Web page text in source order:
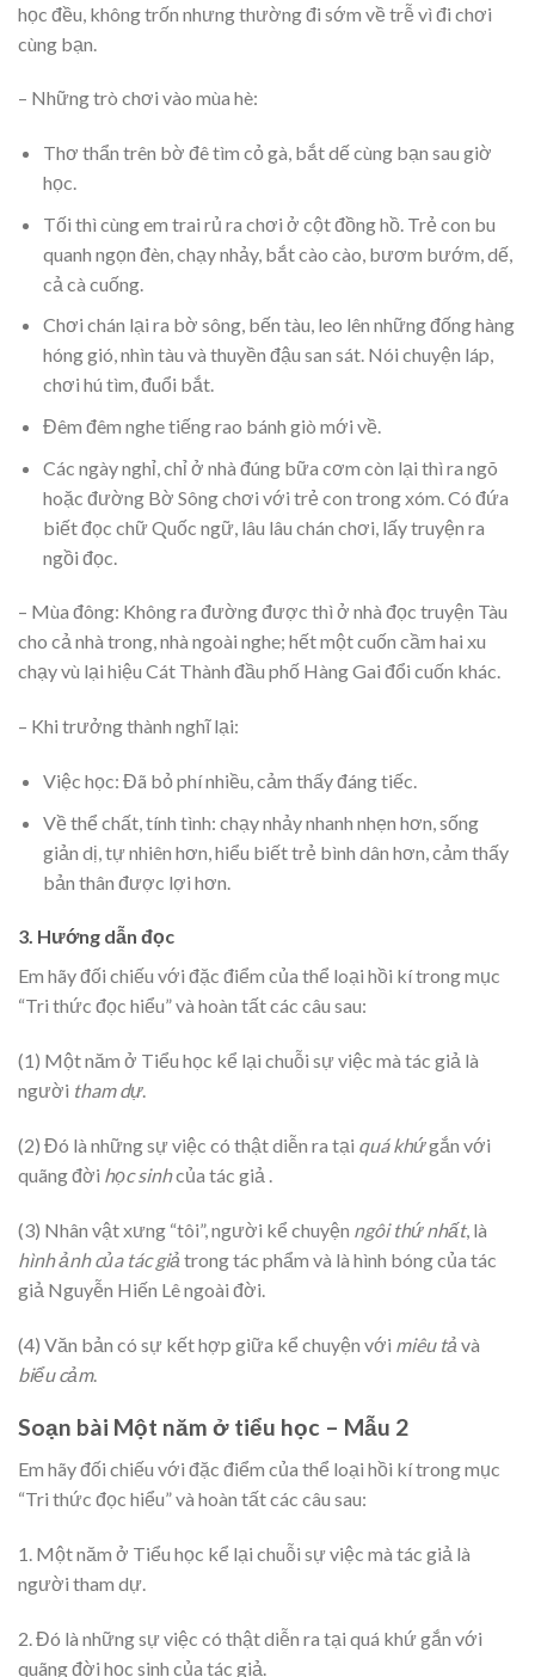
học đều, không trốn nhưng thường đi sớm về trễ vì đi chơi
cùng bạn.
– Những trò chơi vào mùa hè:
Thơ thẩn trên bờ đê tìm cỏ gà, bắt dế cùng bạn sau giờ
học.
Tối thì cùng em trai rủ ra chơi ở cột đồng hồ. Trẻ con bu
quanh ngọn đèn, chạy nhảy, bắt cào cào, bươm bướm, dế,
cả cà cuống.
Chơi chán lại ra bờ sông, bến tàu, leo lên những đống hàng
hóng gió, nhìn tàu và thuyền đậu san sát. Nói chuyện láp,
chơi hú tìm, đuổi bắt.
Đêm đêm nghe tiếng rao bánh giò mới về.
Các ngày nghỉ, chỉ ở nhà đúng bữa cơm còn lại thì ra ngõ
hoặc đường Bờ Sông chơi với trẻ con trong xóm. Có đứa
biết đọc chữ Quốc ngữ, lâu lâu chán chơi, lấy truyện ra
ngồi đọc.
– Mùa đông: Không ra đường được thì ở nhà đọc truyện Tàu
cho cả nhà trong, nhà ngoài nghe; hết một cuốn cầm hai xu
chạy vù lại hiệu Cát Thành đầu phố Hàng Gai đổi cuốn khác.
– Khi trưởng thành nghĩ lại:
Việc học: Đã bỏ phí nhiều, cảm thấy đáng tiếc.
Về thể chất, tính tình: chạy nhảy nhanh nhẹn hơn, sống
giản dị, tự nhiên hơn, hiểu biết trẻ bình dân hơn, cảm thấy
bản thân được lợi hơn.
3. Hướng dẫn đọc
Em hãy đối chiếu với đặc điểm của thể loại hồi kí trong mục
“Tri thức đọc hiểu” và hoàn tất các câu sau:
(1) Một năm ở Tiểu học kể lại chuỗi sự việc mà tác giả là
người tham dự.
(2) Đó là những sự việc có thật diễn ra tại quá khứgắn với
quãng đời học sinhcủa tác giả .
(3) Nhân vật xưng “tôi”, người kể chuyện ngôi thứ nhất, là
hình ảnh của tác giả trong tác phẩm và là hình bóng của tác
giả Nguyễn Hiến Lê ngoài đời.
(4) Văn bản có sự kết hợp giữa kể chuyện với miêu tả và
biểu cảm.
Soạn bài Một năm ở tiểu học – Mẫu 2
Em hãy đối chiếu với đặc điểm của thể loại hồi kí trong mục
“Tri thức đọc hiểu” và hoàn tất các câu sau:
1. Một năm ở Tiểu học kể lại chuỗi sự việc mà tác giả là
người tham dự.
2. Đó là những sự việc có thật diễn ra tại quá khứ gắn với
quãng đời học sinh của tác giả.